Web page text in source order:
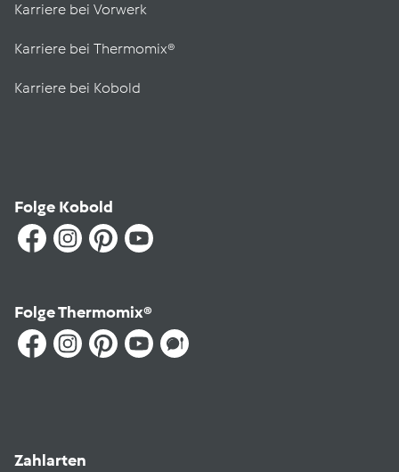
Karriere bei Vorwerk
Karriere bei Thermomix®
Karriere bei Kobold
Folge Kobold
Folge Thermomix®
Zahlarten